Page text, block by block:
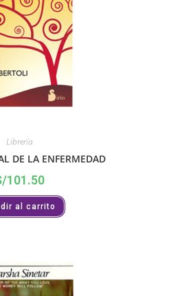
Librería
DE LA ENFERMEDAD
101.50
al carrito